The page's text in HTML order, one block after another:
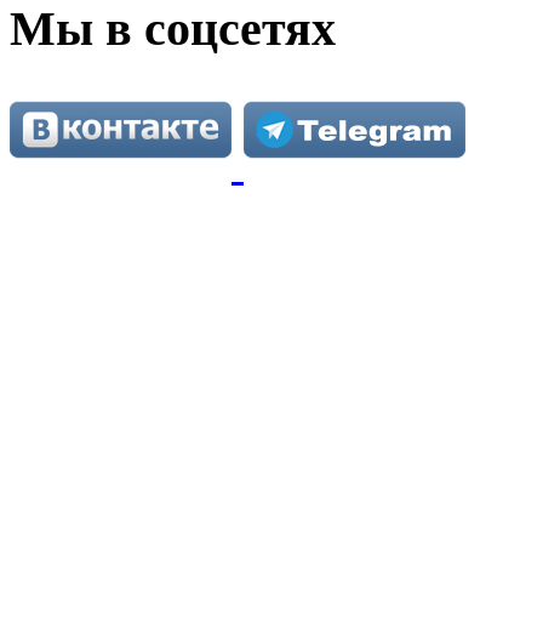
Мы в соцсетях